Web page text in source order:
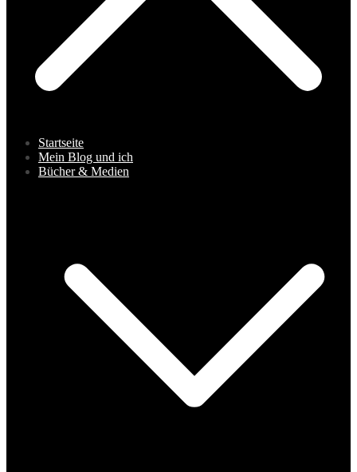
Startseite
Mein Blog und ich
Bücher & Medien